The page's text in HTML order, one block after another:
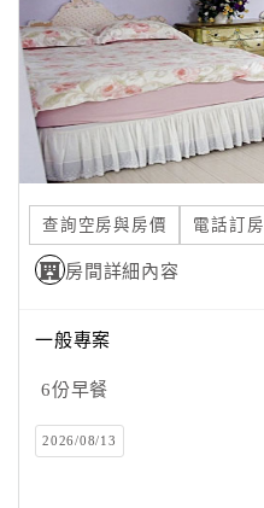
計
劃
商
品
傳查詢空房與房價 電話訂房
房間詳細內容
一般專案
6份早餐
2026/08/13